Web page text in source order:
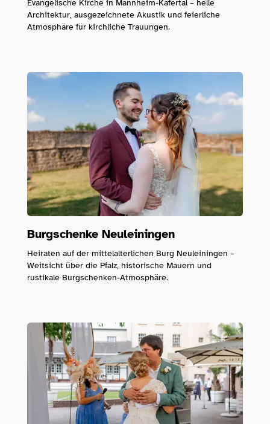
Evangelische Kirche in Mannheim-Käfertal – helle
Architektur, ausgezeichnete Akustik und feierliche
Atmosphäre für kirchliche Trauungen.
Burgschenke Neuleiningen
Heiraten auf der mittelalterlichen Burg Neuleiningen –
Weitsicht über die Pfalz, historische Mauern und
rustikale Burgschenken-Atmosphäre.